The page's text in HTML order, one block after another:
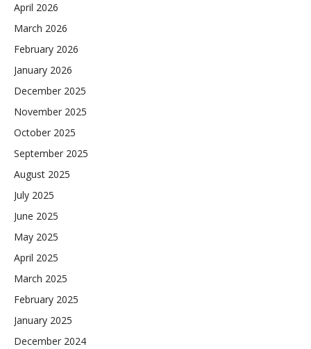
April 2026
March 2026
February 2026
January 2026
December 2025
November 2025
October 2025
September 2025
August 2025
July 2025
June 2025
May 2025
April 2025
March 2025
February 2025
January 2025
December 2024